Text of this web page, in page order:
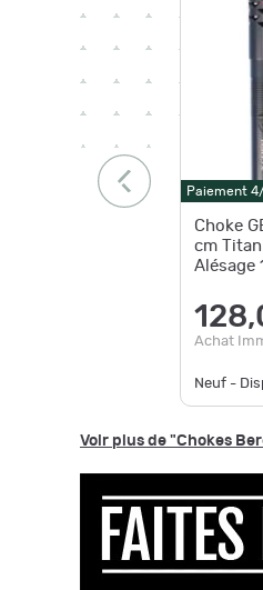
Paiement
Choke
cm
Alésage
Achat
Neuf -
Voir plus de "Chokes